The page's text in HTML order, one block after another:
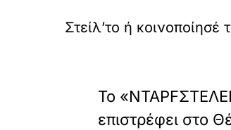
Το
επιστρέφει στο